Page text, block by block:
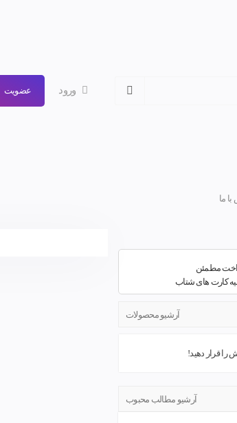
ورود عضویت
ما
مطمئن
کارت های شتاب
آرشیو محصولات
قرار دهید!
آرشیو مطالب محبوب